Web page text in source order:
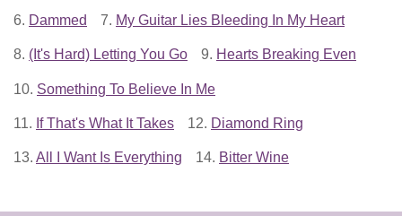
6. Dammed 7. My Guitar Lies Bleeding In My Heart
8. (It's Hard) Letting You Go 9. Hearts Breaking Even
10. Something To Believe In Me
11. If That's What It Takes 12. Diamond Ring
13. All I Want Is Everything 14. Bitter Wine